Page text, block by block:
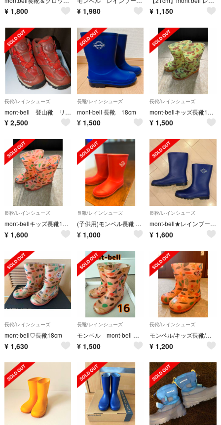
¥ 1,800 ¥ 1,980 ¥ 1,150
長靴/レインシューズ
mont-bell 登山靴 リールアジャスト 21cm
¥ 2,500
長靴/レインシューズ
mont-bell 長靴 18cm
¥ 1,500
長靴/レインシューズ
mont-bellキッズ長靴16センチ
¥ 1,500
長靴/レインシューズ
mont-bellキッズ長靴19センチ
¥ 1,600
長靴/レインシューズ
(子供用)モンベル長靴 18cm美品
¥ 1,000
長靴/レインシューズ
mont-bell★レインブーツ★21cm
¥ 1,600
長靴/レインシューズ
mont-bell♡長靴18cm
¥ 1,630
長靴/レインシューズ
モンベル mont-bell レインブーツ キッズ 16cm 長靴
¥ 1,500
長靴/レインシューズ
モンベル/キッズ長靴/サーモンピンク/16cm
¥ 1,200